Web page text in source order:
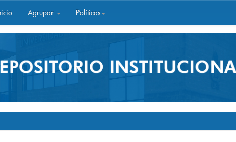
Agrupar Políticas